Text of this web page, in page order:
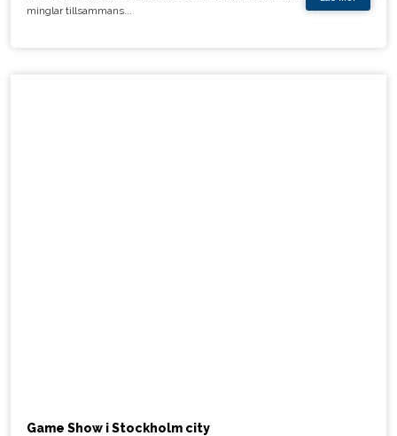
minglar tillsammans...
Game Show i Stockholm city